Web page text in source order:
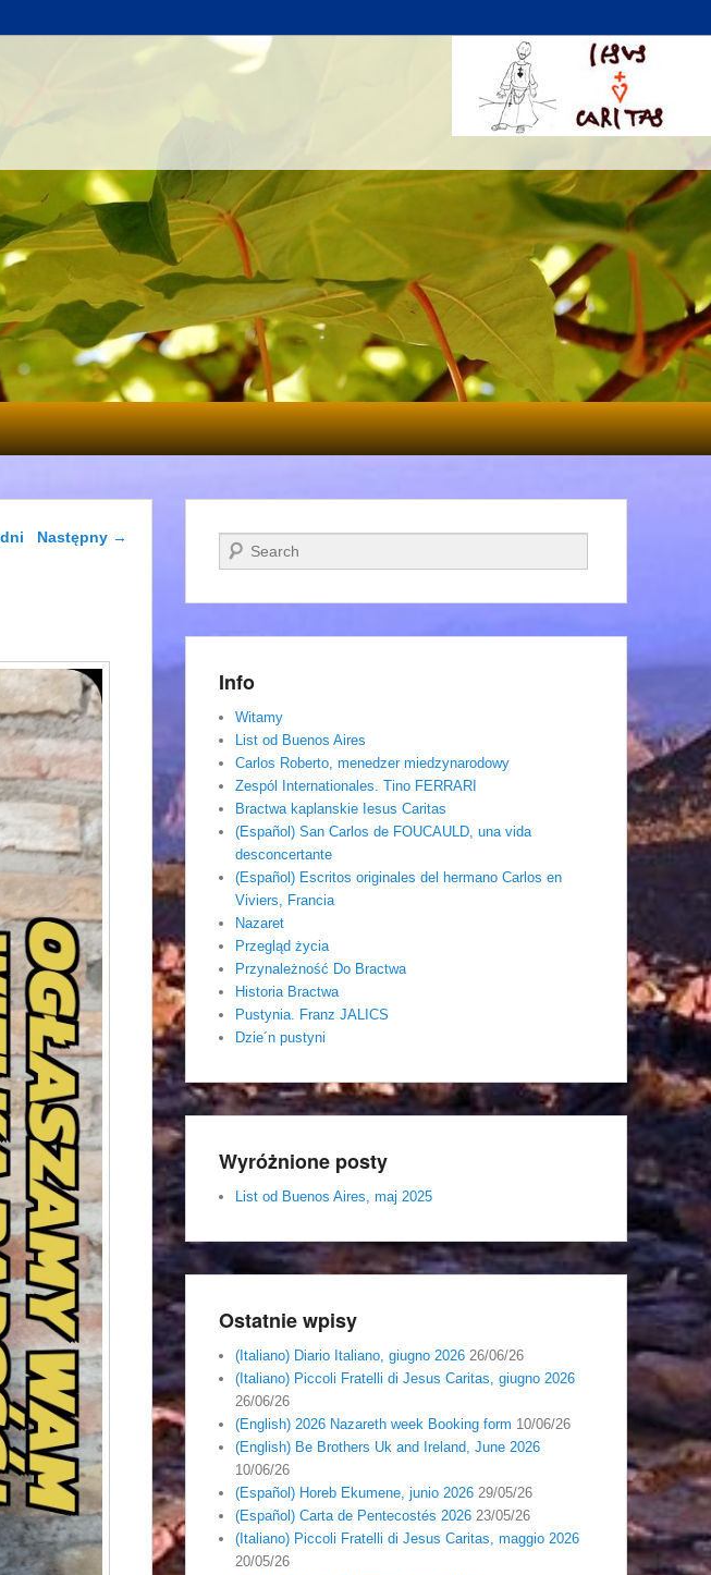
wpisu
Następny → Szukaj
Info
Witamy
List od Buenos Aires
Carlos Roberto, menedzer miedzynarodowy
Zespól Internationales. Tino FERRARI
Bractwa kaplanskie Iesus Caritas
(Español) San Carlos de FOUCAULD, una vida
desconcertante
(Español) Escritos originales del hermano Carlos en
Viviers, Francia
Nazaret
Przegląd życia
Przynależność Do Bractwa
Historia Bractwa
Pustynia. Franz JALICS
Dzie´n pustyni
Wyróżnione posty
List od Buenos Aires, maj 2025
Ostatnie wpisy
(Italiano) Diario Italiano, giugno 2026 26/06/26
(Italiano) Piccoli Fratelli di Jesus Caritas, giugno 2026
26/06/26
(English) 2026 Nazareth week Booking form 10/06/26
(English) Be Brothers Uk and Ireland, June 2026
10/06/26
(Español) Horeb Ekumene, junio 2026 29/05/26
(Español) Carta de Pentecostés 2026 23/05/26
(Italiano) Piccoli Fratelli di Jesus Caritas, maggio 2026
20/05/26